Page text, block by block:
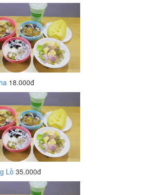
18.000đ
Lồ 35.000đ